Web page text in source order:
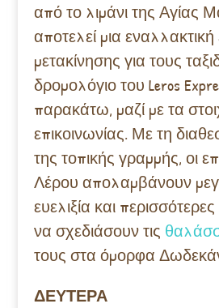
από το λιμάνι της Αγίας
αποτελεί μια
μετακίνησης για τους
δρομολόγιο του Leros
παρακάτω, μαζί με τα
επικοινωνίας. Με τη
της τοπικής γραμμής, οι
Λέρου απολαμβάνουν
ευελιξία και
να σχεδιάσουν τις
τους στα όμορφα
ΔΕΥΤΕΡΑ